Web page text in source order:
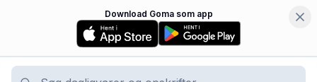
Download Goma som app